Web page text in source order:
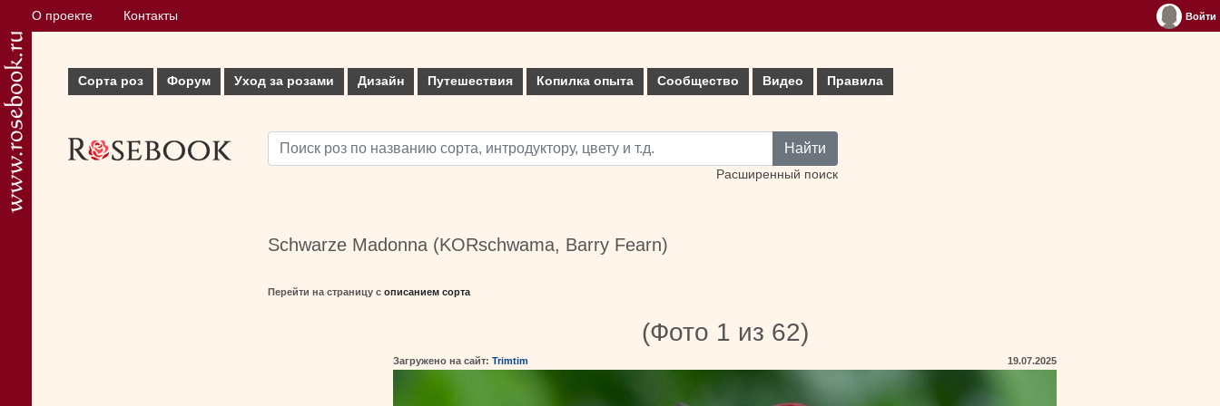
О проекте Контакты Войти
Сорта роз Форум Уход за розами Дизайн Путешествия Копилка опыта Сообщество Видео Правила
Найти
Расширенный поиск
Schwarze Madonna (KORschwama, Barry Fearn)
Перейти на страницу с описанием сорта
(Фото 1 из 62)
Загружено на сайт: Trimtim 19.07.2025